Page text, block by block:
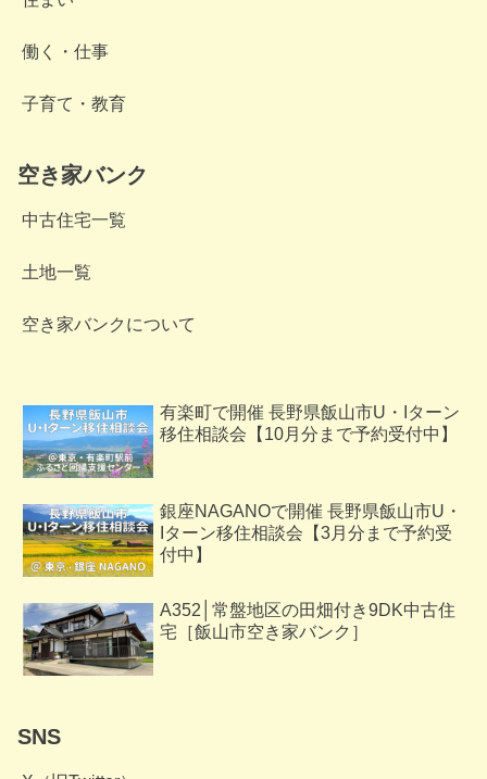
働く・仕事
子育て・教育
空き家バンク
中古住宅一覧
土地一覧
空き家バンクについて
有楽町で開催 長野県飯山市U・Iターン
移住相談会【10月分まで予約受付中】
銀座NAGANOで開催 長野県飯山市U・
Iターン移住相談会【3月分まで予約受
付中】
A352│常盤地区の田畑付き9DK中古住
宅［飯山市空き家バンク］
SNS